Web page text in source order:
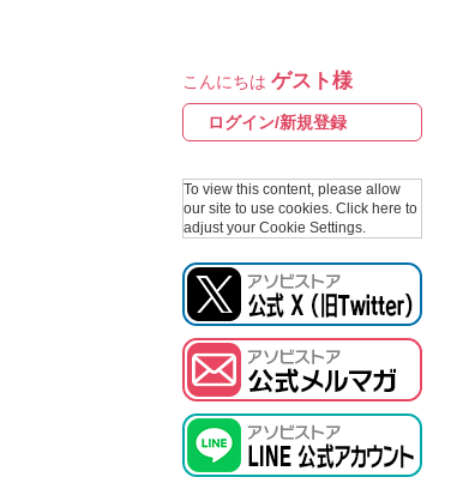
CD /
プロジェクトアイマス ヴイアライヴ
テイルズ オブ シリーズ
こんにちは ゲスト様
ログイン/新規登録
To view this content, please allow
our site to use cookies. Click here to
adjust your Cookie Settings.